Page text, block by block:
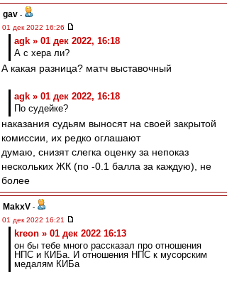
gav -
01 дек 2022 16:26
agk » 01 дек 2022, 16:18
А с хера ли?
А какая разница? матч выставочный
agk » 01 дек 2022, 16:18
По судейке?
наказания судьям выносят на своей закрытой
комиссии, их редко оглашают
думаю, снизят слегка оценку за непоказ
нескольких ЖК (по -0.1 балла за каждую), не
более
MakxV -
01 дек 2022 16:21
kreon » 01 дек 2022 16:13
он бы тебе много рассказал про отношения
НПС и КИБа. И отношения НПС к мусорским
медалям КИБа